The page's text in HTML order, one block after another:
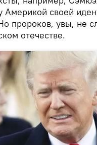
Америкой своей
пророков, увы, не
отечестве.